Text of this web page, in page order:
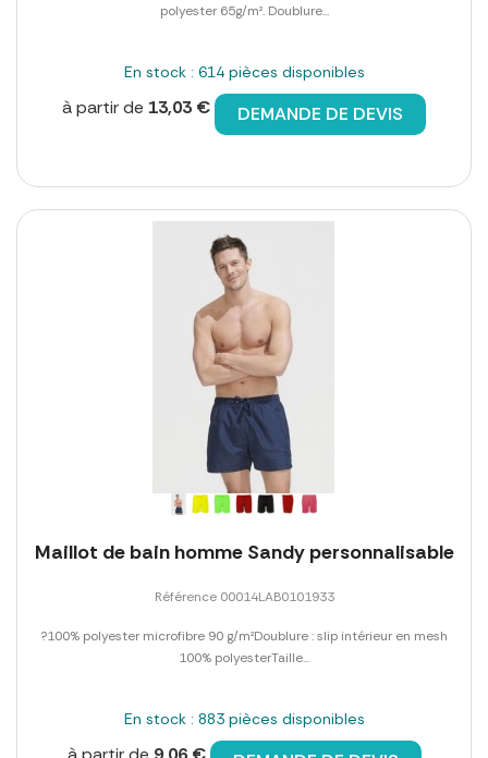
polyester 65g/m². Doublure...
En stock : 614 pièces disponibles
à partir de 13,03 € DEMANDE DE DEVIS
Maillot de bain homme Sandy personnalisable
Référence 00014LAB0101933
?100% polyester microfibre 90 g/m²Doublure : slip intérieur en mesh
100% polyesterTaille...
En stock : 883 pièces disponibles